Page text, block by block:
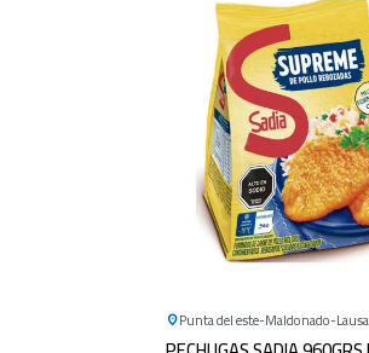
Punta del este Maldonado